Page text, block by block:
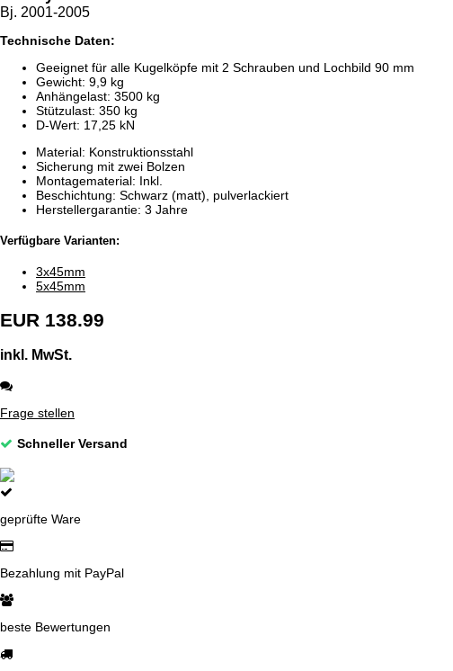
Bj. 2001-2005
Technische Daten:
Geeignet für alle Kugelköpfe mit 2 Schrauben und Lochbild 90 mm
Gewicht: 9,9 kg
Anhängelast: 3500 kg
Stützulast: 350 kg
D-Wert: 17,25 kN
Material: Konstruktionsstahl
Sicherung mit zwei Bolzen
Montagematerial: Inkl.
Beschichtung: Schwarz (matt), pulverlackiert
Herstellergarantie: 3 Jahre
Verfügbare Varianten:
3x45mm
5x45mm
EUR 138.99
inkl. MwSt.
Frage stellen
Schneller Versand
geprüfte Ware
Bezahlung mit PayPal
beste Bewertungen